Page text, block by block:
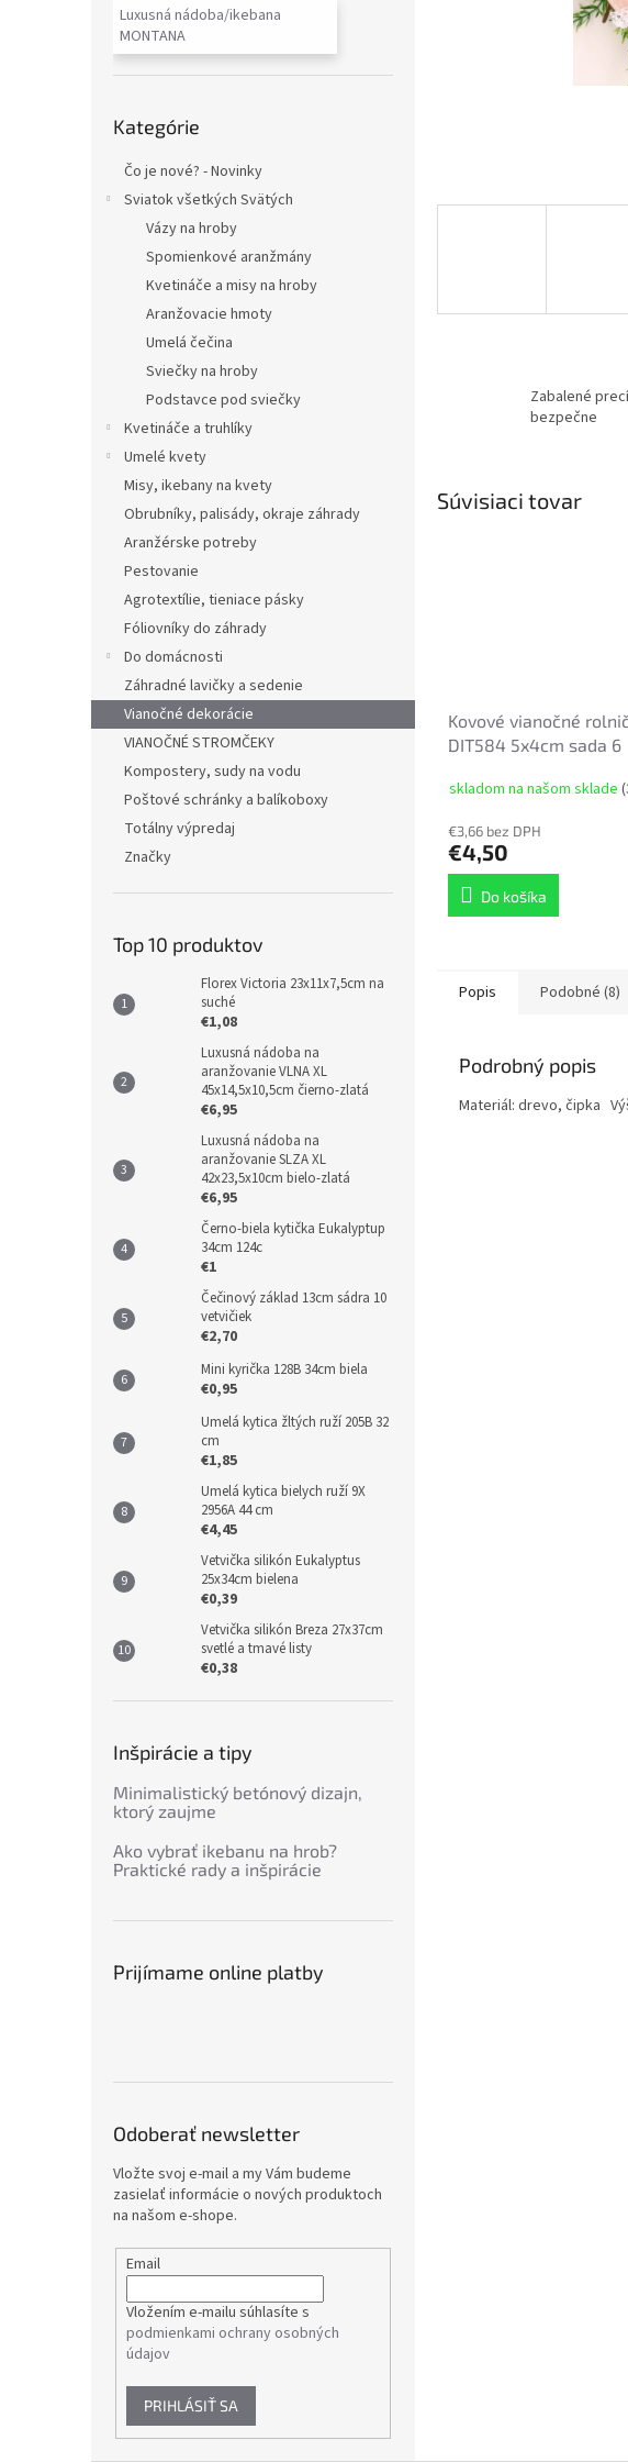
Luxusná nádoba/ikebana
MONTANA
kategórie
Kategórie
Čo je nové? - Novinky
Sviatok všetkých Svätých
Vázy na hroby
Spomienkové aranžmány
Kvetináče a misy na hroby
Aranžovacie hmoty
Umelá čečina
Sviečky na hroby
Podstavce pod sviečky
Kvetináče a truhlíky
Umelé kvety
Misy, ikebany na kvety
Obrubníky, palisády, okraje záhrady
Aranžérske potreby
Pestovanie
Agrotextílie, tieniace pásky
Fóliovníky do záhrady
Do domácnosti
Záhradné lavičky a sedenie
Vianočné dekorácie
VIANOČNÉ STROMČEKY
Kompostery, sudy na vodu
Poštové schránky a balíkoboxy
Totálny výpredaj
Značky
Top 10 produktov
Florex Victoria 23x11x7,5cm na
suché
€1,08
Luxusná nádoba na
aranžovanie VLNA XL
45x14,5x10,5cm čierno-zlatá
€6,95
Luxusná nádoba na
aranžovanie SLZA XL
42x23,5x10cm bielo-zlatá
€6,95
Černo-biela kytička Eukalyptup
34cm 124c
€1
Čečinový základ 13cm sádra 10
vetvičiek
€2,70
Mini kyrička 128B 34cm biela
€0,95
Umelá kytica žltých ruží 205B 32
cm
€1,85
Umelá kytica bielych ruží 9X
2956A 44 cm
€4,45
Vetvička silikón Eukalyptus
25x34cm bielena
€0,39
Vetvička silikón Breza 27x37cm
svetlé a tmavé listy
€0,38
Inšpirácie a tipy
Minimalistický betónový dizajn,
ktorý zaujme
Ako vybrať ikebanu na hrob?
Praktické rady a inšpirácie
Prijímame online platby
Odoberať newsletter
Vložte svoj e-mail a my Vám budeme
zasielať informácie o nových produktoch
na našom e-shope.
Email
Vložením e-mailu súhlasíte s
podmienkami ochrany osobných
údajov
PRIHLÁSIŤ SA
Zabalené
bezpečne
Súvisiaci tovar
Kovové vianočné
DIT584 5x4cm sada 6
skladom na našom sklade
€3,66 bez DPH
€4,50
Do košíka
Popis Podobné (8)
Podrobný popis
Materiál: drevo, čipka